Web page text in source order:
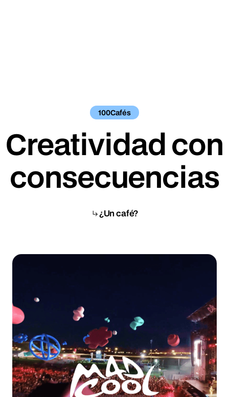
100Cafés
Creatividad con
consecuencias
¿Un café?